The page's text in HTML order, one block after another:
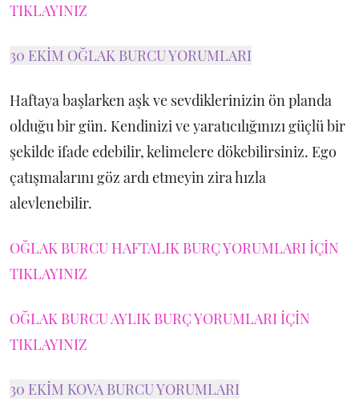
TIKLAYINIZ
30 EKİM OĞLAK BURCU YORUMLARI
Haftaya başlarken aşk ve sevdiklerinizin ön planda
olduğu bir gün. Kendinizi ve yaratıcılığınızı güçlü bir
şekilde ifade edebilir, kelimelere dökebilirsiniz. Ego
çatışmalarını göz ardı etmeyin zira hızla
alevlenebilir.
OĞLAK BURCU HAFTALIK BURÇ YORUMLARI İÇİN
TIKLAYINIZ
OĞLAK BURCU AYLIK BURÇ YORUMLARI İÇİN
TIKLAYINIZ
30 EKİM KOVA BURCU YORUMLARI